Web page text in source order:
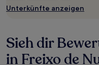
Unterkünfte anzeigen
Sieh dir
in Freixo de